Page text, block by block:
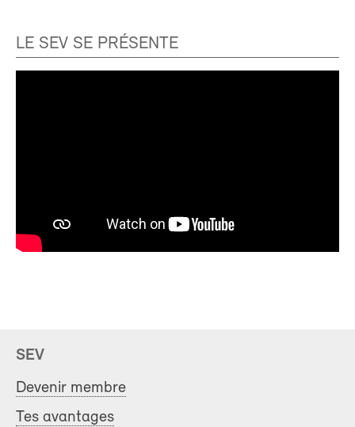
LE SEV SE PRÉSENTE
SEV
Devenir membre
Tes avantages